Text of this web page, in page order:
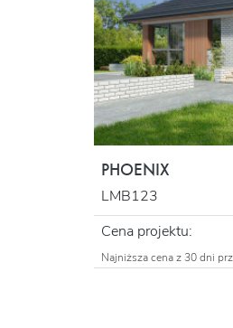
PHOENIX
LMB123
Cena projektu:
Najniższa cena z 30 dni